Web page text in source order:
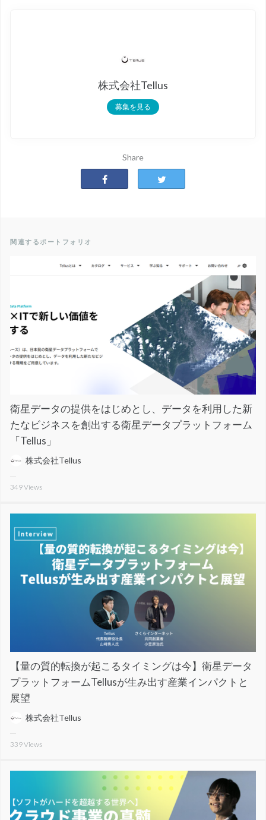
株式会社Tellus
募集を見る
Share
関連するポートフォリオ
衛星データの提供をはじめとし、データを利用した新
たなビジネスを創出する衛星データプラットフォーム
「Tellus」
株式会社Tellus
349Views
【量の質的転換が起こるタイミングは今】衛星データ
プラットフォームTellusが生み出す産業インパクトと
展望
株式会社Tellus
339Views